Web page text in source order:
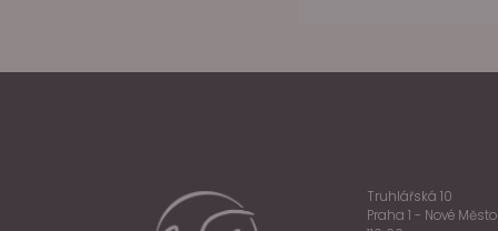
Truhlářská 10
Praha 1 - Nové Město